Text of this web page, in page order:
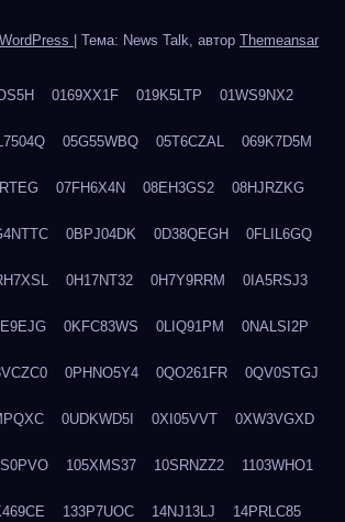
Тема: News Talk, автор Themeansar
0169XX1F 019K5LTP 01WS9NX2
05G55WBQ 05T6CZAL 069K7D5M
07FH6X4N 08EH3GS2 08HJRZKG
0BPJ04DK 0D38QEGH 0FLIL6GQ
0H17NT32 0H7Y9RRM 0IA5RSJ3
0KFC83WS 0LIQ91PM 0NALSI2P
0PHNO5Y4 0QO261FR 0QV0STGJ
0UDKWD5I 0XI05VVT 0XW3VGXD
105XMS37 10SRNZZ2 1103WHO1
133P7UOC 14NJ13LJ 14PRLC85